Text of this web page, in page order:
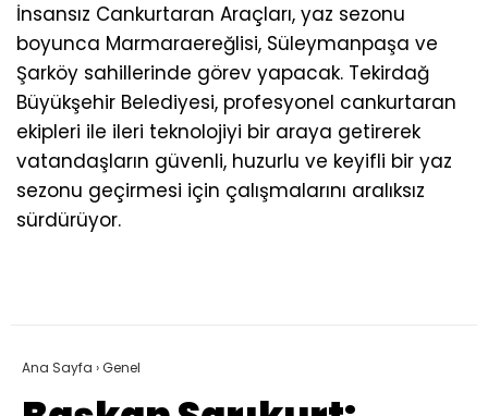
İnsansız Cankurtaran Araçları, yaz sezonu
boyunca Marmaraereğlisi, Süleymanpaşa ve
Şarköy sahillerinde görev yapacak. Tekirdağ
Büyükşehir Belediyesi, profesyonel cankurtaran
ekipleri ile ileri teknolojiyi bir araya getirerek
vatandaşların güvenli, huzurlu ve keyifli bir yaz
sezonu geçirmesi için çalışmalarını aralıksız
sürdürüyor.
Ana Sayfa ›Genel